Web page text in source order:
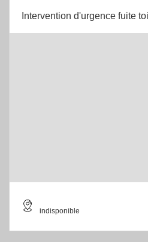
Intervention d'urgence fuite
indisponible